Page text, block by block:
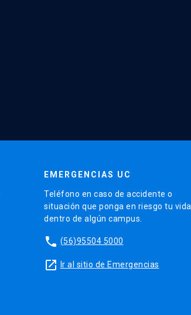
EMERGENCIAS UC
Teléfono en caso de accidente o
situación que ponga en riesgo tu vida
dentro de algún campus.
phone (56)95504 5000
launch Ir al sitio de Emergencias